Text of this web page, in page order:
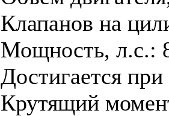
Клапанов на
Мощность, л.с.:
Достигается
Крутящий